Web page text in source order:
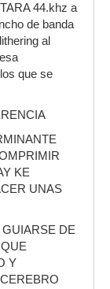
44.khz a
de banda
al
que se
KE
UNAS
DE
Y